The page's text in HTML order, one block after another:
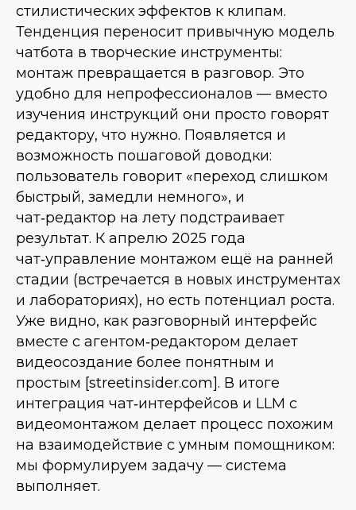
стилистических эффектов к клипам.
Тенденция переносит привычную модель
чатбота в творческие инструменты:
монтаж превращается в разговор. Это
удобно для непрофессионалов — вместо
изучения инструкций они просто говорят
редактору, что нужно. Появляется и
возможность пошаговой доводки:
пользователь говорит «переход слишком
быстрый, замедли немного», и
чат‑редактор на лету подстраивает
результат. К апрелю 2025 года
чат‑управление монтажом ещё на ранней
стадии (встречается в новых инструментах
и лабораториях), но есть потенциал роста.
Уже видно, как разговорный интерфейс
вместе с агентом‑редактором делает
видеосоздание более понятным и
простым [streetinsider.com]. В итоге
интеграция чат‑интерфейсов и LLM с
видеомонтажом делает процесс похожим
на взаимодействие с умным помощником:
мы формулируем задачу — система
выполняет.